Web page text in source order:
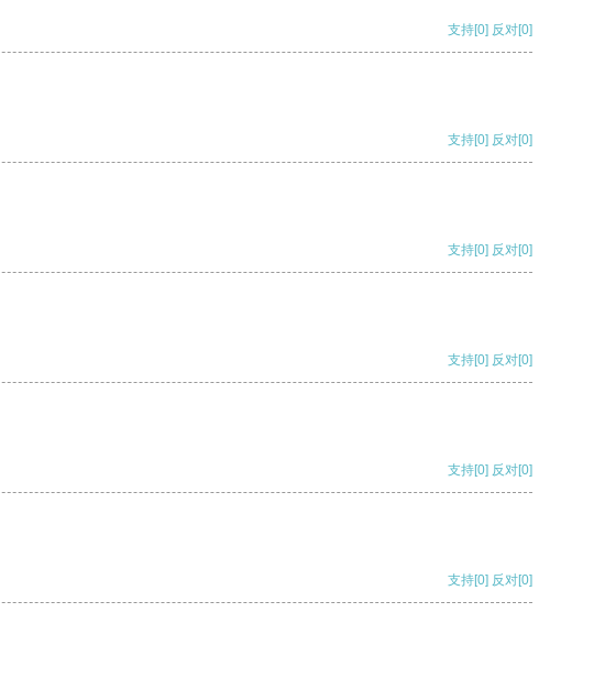
支持[0] 反对[0]
支持[0] 反对[0]
支持[0] 反对[0]
支持[0] 反对[0]
支持[0] 反对[0]
支持[0] 反对[0]